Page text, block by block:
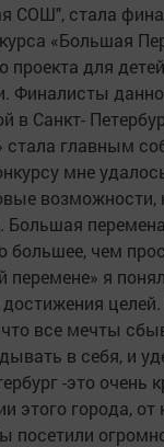
СОШ", стала
«Большая
проекта для
Финалисты
в Санкт-
стала главным
мне
возможности,
Большая
большее, чем
перемене» я
все мечты
в себя, и
-это очень
этого города, от